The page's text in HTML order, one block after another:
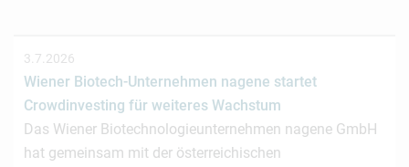
3.7.2026
Wiener Biotech-Unternehmen nagene startet
Crowdinvesting für weiteres Wachstum
Das Wiener Biotechnologieunternehmen nagene GmbH
hat gemeinsam mit der österreichischen